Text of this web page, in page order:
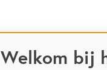
Welkom bij